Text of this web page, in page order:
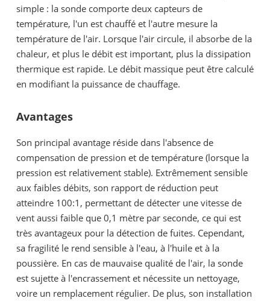
simple : la sonde comporte deux capteurs de
température, l'un est chauffé et l'autre mesure la
température de l'air. Lorsque l'air circule, il absorbe de la
chaleur, et plus le débit est important, plus la dissipation
thermique est rapide. Le débit massique peut être calculé
en modifiant la puissance de chauffage.
Avantages
Son principal avantage réside dans l'absence de
compensation de pression et de température (lorsque la
pression est relativement stable). Extrêmement sensible
aux faibles débits, son rapport de réduction peut
atteindre 100:1, permettant de détecter une vitesse de
vent aussi faible que 0,1 mètre par seconde, ce qui est
très avantageux pour la détection de fuites. Cependant,
sa fragilité le rend sensible à l'eau, à l'huile et à la
poussière. En cas de mauvaise qualité de l'air, la sonde
est sujette à l'encrassement et nécessite un nettoyage,
voire un remplacement régulier. De plus, son installation